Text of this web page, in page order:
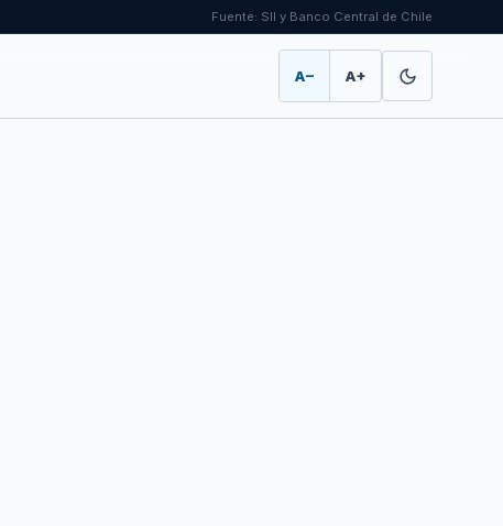
Fuente: SII y Banco Central de Chile
A− A+